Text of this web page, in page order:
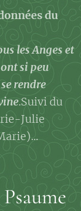
du
les Anges et
si peu
rendre
.Suivi du
Julie